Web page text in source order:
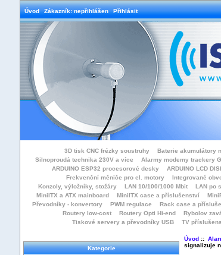
Úvod Zákazník: nepřihlášen Přihlásit
3D tisk CNC frézky soustruhy Baterie akumulátory
Silnoproudá technika 230V a více
Alarmy modemy trackery
ARDUINO ESP32 procesorové desky
ARDUINO LCD
Frekvenční měniče pro el. motory
Integrované
Konzoly, výložníky, stožáry
LAN 10/100/1000 Mbit LAN po
MiniITX a ATX mainboard
MiniITX case a příslušenství
Převodníky - konvertory
PWM regulace Rack case a
Routery low-cost
Routery Opti Hi-end Rybolov
Tiskové servery a převodníky USB
TV
Kategorie
Úvod::
signalizuje